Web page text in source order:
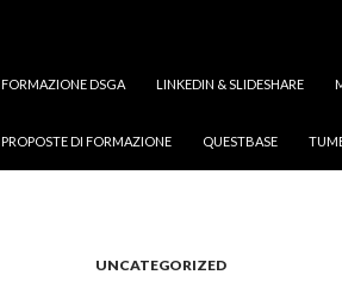
FORMAZIONE DSGA LINKEDIN & SLIDESHARE
PROPOSTE DI FORMAZIONE QUESTBASE
UNCATEGORIZED